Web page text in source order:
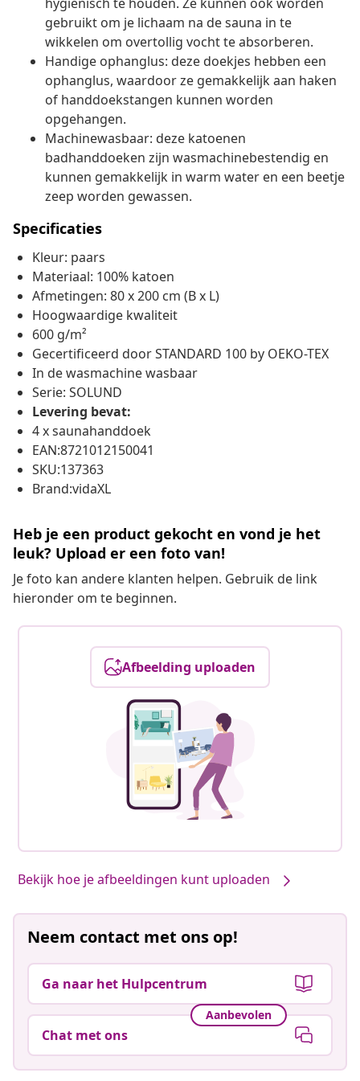
gebruikt om je lichaam na de sauna in te
wikkelen om overtollig vocht te absorberen.
Handige ophanglus: deze doekjes hebben een
ophanglus, waardoor ze gemakkelijk aan haken
of handdoekstangen kunnen worden
opgehangen.
Machinewasbaar: deze katoenen
badhanddoeken zijn wasmachinebestendig en
kunnen gemakkelijk in warm water en een beetje
zeep worden gewassen.
Specificaties
Kleur: paars
Materiaal: 100% katoen
Afmetingen: 80 x 200 cm (B x L)
Hoogwaardige kwaliteit
600 g/m²
Gecertificeerd door STANDARD 100 by OEKO-TEX
In de wasmachine wasbaar
Serie: SOLUND
Levering bevat:
4 x saunahanddoek
EAN:8721012150041
SKU:137363
Brand:vidaXL
Heb je een product gekocht en vond je het
leuk? Upload er een foto van!
Je foto kan andere klanten helpen. Gebruik de link
hieronder om te beginnen.
Afbeelding uploaden
Bekijk hoe je afbeeldingen kunt uploaden
Neem contact met ons op!
Ga naar het Hulpcentrum
Aanbevolen
Chat met ons